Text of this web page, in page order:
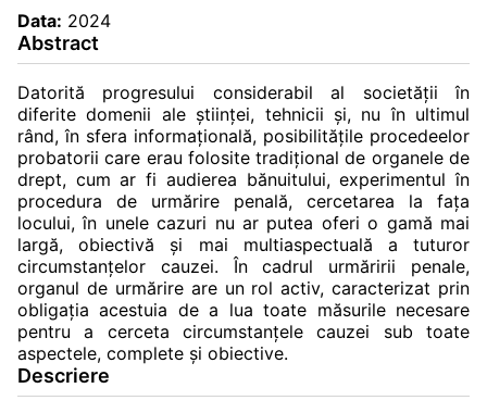
Data: 2024
Abstract
Datorită progresului considerabil al societății în
diferite domenii ale științei, tehnicii și, nu în ultimul
rând, în sfera informațională, posibilitățile procedeelor
probatorii care erau folosite tradițional de organele de
drept, cum ar fi audierea bănuitului, experimentul în
procedura de urmărire penală, cercetarea la fața
locului, în unele cazuri nu ar putea oferi o gamă mai
largă, obiectivă și mai multiaspectuală a tuturor
circumstanțelor cauzei. În cadrul urmăririi penale,
organul de urmărire are un rol activ, caracterizat prin
obligaţia acestuia de a lua toate măsurile necesare
pentru a cerceta circumstanţele cauzei sub toate
aspectele, complete şi obiective.
Descriere